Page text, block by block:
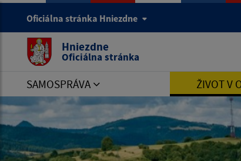
Oficiálna stránka Hniezdne
Hniezdne
Oficiálna stránka
SAMOSPRÁVA ŽIVOT V